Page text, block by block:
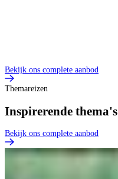
Bekijk ons complete aanbod
Themareizen
Inspirerende thema's
Bekijk ons complete aanbod